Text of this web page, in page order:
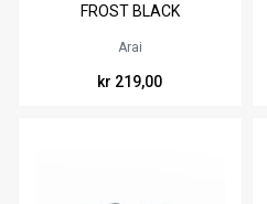
FROST BLACK
Arai
kr 219,00